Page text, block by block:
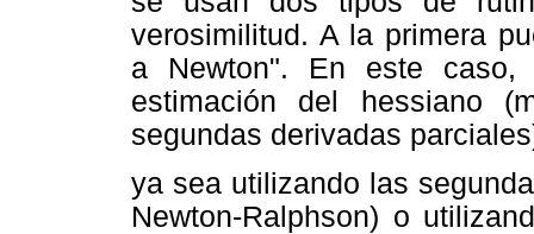
verosimilitud. A la primera
a Newton". En este
estimación del hessiano
segundas derivadas
ya sea utilizando las
Newton-Ralphson) o